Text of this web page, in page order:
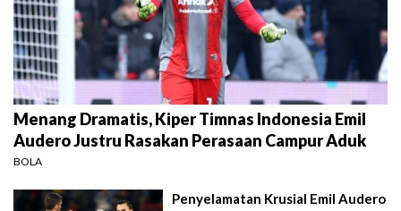
Menang Dramatis, Kiper Timnas Indonesia Emil
Audero Justru Rasakan Perasaan Campur Aduk
BOLA
Penyelamatan Krusial Emil Audero